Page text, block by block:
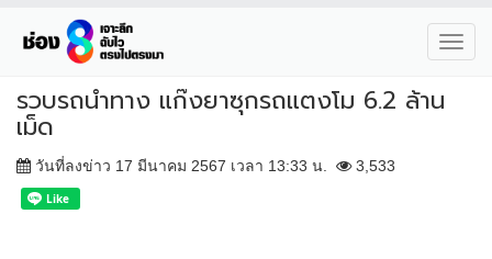
รวบรถนำทาง แก๊งยาซุกรถแตงโม 6.2 ล้าน
เม็ด
วันที่ลงข่าว 17 มีนาคม 2567 เวลา 13:33 น. 3,533